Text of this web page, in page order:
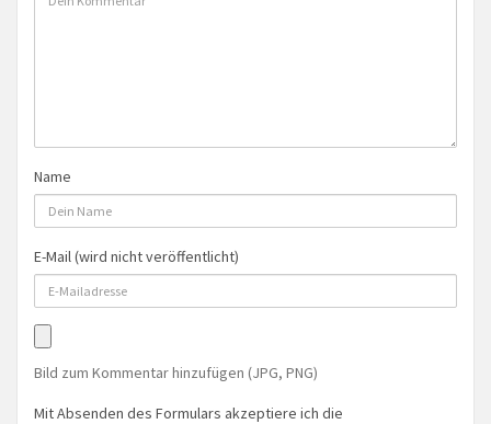
Name
E-Mail (wird nicht veröffentlicht)
Bild zum Kommentar hinzufügen (JPG, PNG)
Mit Absenden des Formulars akzeptiere ich die